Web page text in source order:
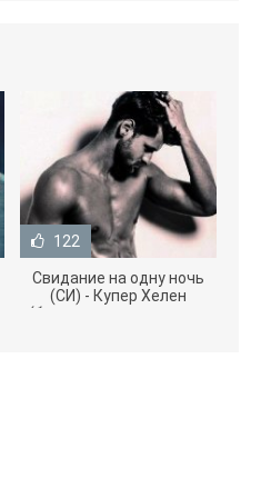
122
Свидание на одну ночь
(СИ) - Купер Хелен
(бесплатные серии книг